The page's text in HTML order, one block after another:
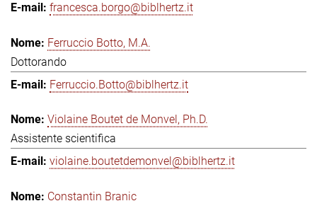
francesca.borgo@biblhertz.it
Ferruccio Botto, M.A.
Dottorando
Ferruccio.Botto@biblhertz.it
Violaine Boutet de Monvel, Ph.D.
Assistente scientifica
violaine.boutetdemonvel@biblhertz.it
Constantin Branic